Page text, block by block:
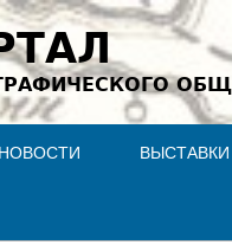
НОВОСТИ ВЫСТАВКИ